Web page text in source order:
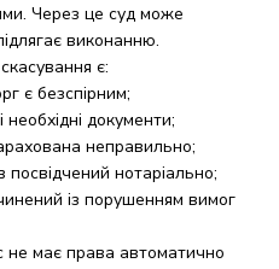
Через це суд може
виконанню.
є:
є безспірним;
необхідні документи;
неправильно;
нотаріально;
із порушенням вимог
не має права автоматично